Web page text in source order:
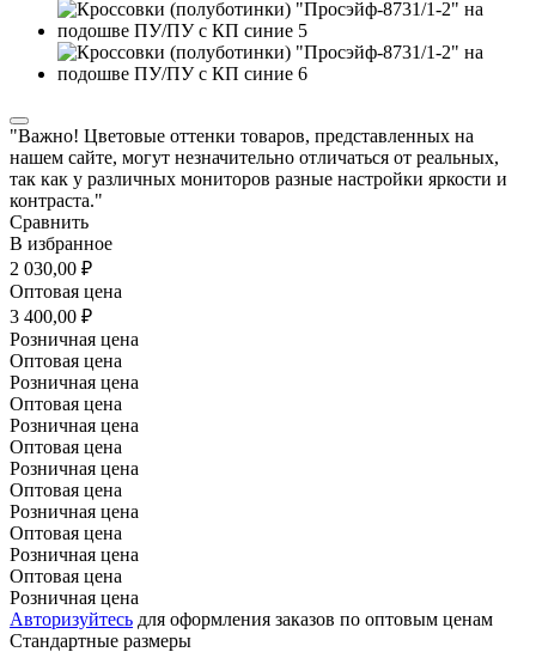
"Важно! Цветовые оттенки товаров, представленных на
нашем сайте, могут незначительно отличаться от реальных,
так как у различных мониторов разные настройки яркости и
контраста."
Сравнить
В избранное
2 030,00 ₽
Оптовая цена
3 400,00 ₽
Розничная цена
Оптовая цена
Розничная цена
Оптовая цена
Розничная цена
Оптовая цена
Розничная цена
Оптовая цена
Розничная цена
Оптовая цена
Розничная цена
Оптовая цена
Розничная цена
Авторизуйтесь для оформления заказов по оптовым ценам
Стандартные размеры